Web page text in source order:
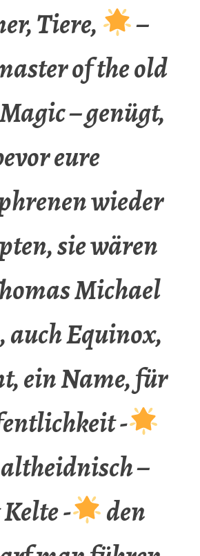
Tiere,
–
of the old
– genügt,
eure
wieder
sie wären
Michael
auch Equinox,
ein Name, für
-
–
-
den